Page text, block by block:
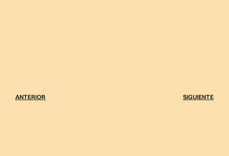
ANTERIOR SIGUIENTE